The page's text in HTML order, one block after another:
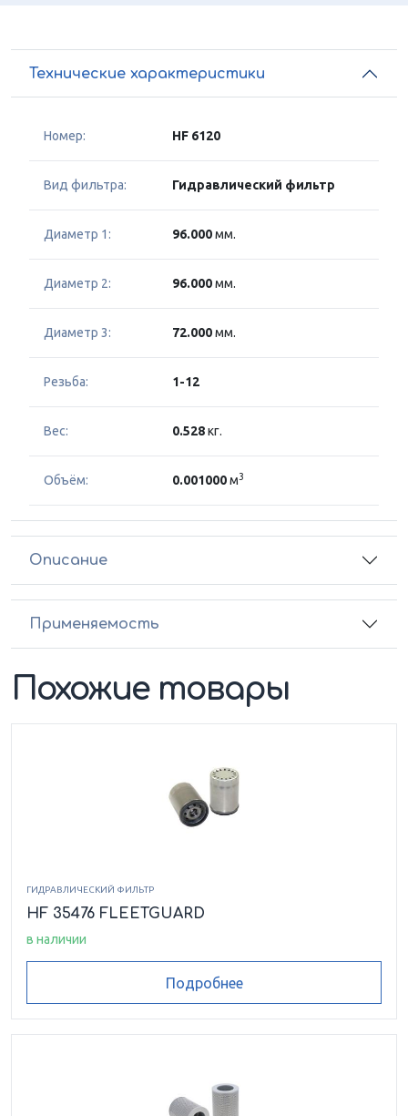
Технические характеристики
Номер: HF 6120
Вид фильтра: Гидравлический фильтр
Диаметр 1: 96.000мм.
Диаметр 2: 96.000мм.
Диаметр 3: 72.000мм.
Резьба: 1-12
Вес: 0.528кг.
Объём: 0.001000м3
Описание
Применяемость
Похожие товары
ГИДРАВЛИЧЕСКИЙ ФИЛЬТР
HF 35476 FLEETGUARD
в наличии
Подробнее